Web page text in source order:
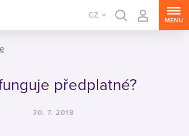
CZ
MENU
předplatné?
30. 7. 2018